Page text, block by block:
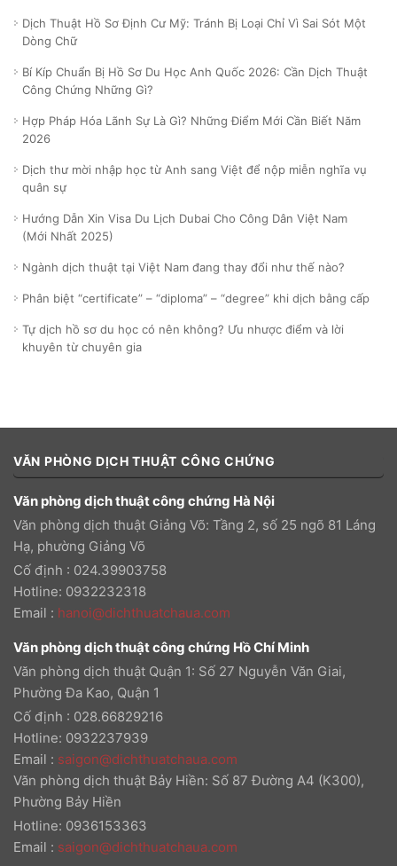
Dịch Thuật Hồ Sơ Định Cư Mỹ: Tránh Bị Loại Chỉ Vì Sai Sót Một
Dòng Chữ
Bí Kíp Chuẩn Bị Hồ Sơ Du Học Anh Quốc 2026: Cần Dịch Thuật
Công Chứng Những Gì?
Hợp Pháp Hóa Lãnh Sự Là Gì? Những Điểm Mới Cần Biết Năm
2026
Dịch thư mời nhập học từ Anh sang Việt để nộp miễn nghĩa vụ
quân sự
Hướng Dẫn Xin Visa Du Lịch Dubai Cho Công Dân Việt Nam
(Mới Nhất 2025)
Ngành dịch thuật tại Việt Nam đang thay đổi như thế nào?
Phân biệt “certificate” – “diploma” – “degree” khi dịch bằng cấp
Tự dịch hồ sơ du học có nên không? Ưu nhược điểm và lời
khuyên từ chuyên gia
VĂN PHÒNG DỊCH THUẬT CÔNG CHỨNG
Văn phòng dịch thuật công chứng Hà Nội
Văn phòng dịch thuật Giảng Võ: Tầng 2, số 25 ngõ 81 Láng
Hạ, phường Giảng Võ
Cố định : 024.39903758
Hotline: 0932232318
Email : hanoi@dichthuatchaua.com
Văn phòng dịch thuật công chứng Hồ Chí Minh
Văn phòng dịch thuật Quận 1: Số 27 Nguyễn Văn Giai,
Phường Đa Kao, Quận 1
Cố định : 028.66829216
Hotline: 0932237939
Email : saigon@dichthuatchaua.com
Văn phòng dịch thuật Bảy Hiền: Số 87 Đường A4 (K300),
Phường Bảy Hiền
Hotline: 0936153363
Email : saigon@dichthuatchaua.com